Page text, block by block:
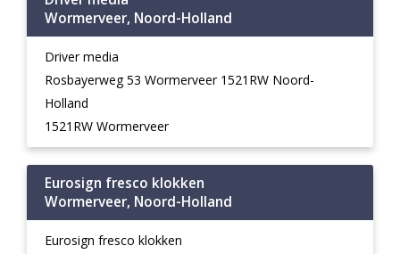
Wormerveer, Noord-Holland
Driver media
Rosbayerweg 53 Wormerveer 1521RW Noord-
Holland
1521RW Wormerveer
Eurosign fresco klokken
Wormerveer, Noord-Holland
Eurosign fresco klokken